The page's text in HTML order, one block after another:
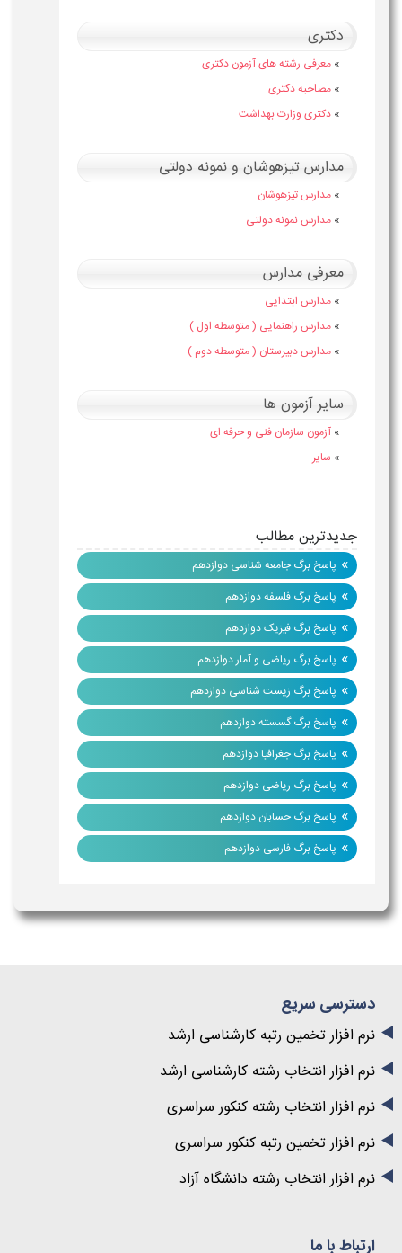
دکتری
» معرفی رشته های آزمون دکتری
» مصاحبه دکتری
» دکتری وزارت بهداشت
مدارس تیزهوشان و نمونه دولتی
» مدارس تیزهوشان
» مدارس نمونه دولتی
معرفی مدارس
» مدارس ابتدایی
» مدارس راهنمایی ( متوسطه اول )
» مدارس دبیرستان ( متوسطه دوم )
سایر آزمون ها
» آزمون سازمان فنی و حرفه ای
» سایر
جدیدترین مطالب
» پاسخ برگ جامعه شناسی دوازدهم
» پاسخ برگ فلسفه دوازدهم
» پاسخ برگ فیزیک دوازدهم
» پاسخ برگ ریاضی و آمار دوازدهم
» پاسخ برگ زیست شناسی دوازدهم
» پاسخ برگ گسسته دوازدهم
» پاسخ برگ جغرافیا دوازدهم
» پاسخ برگ ریاضی دوازدهم
» پاسخ برگ حسابان دوازدهم
» پاسخ برگ فارسی دوازدهم
دسترسی سریع
نرم افزار تخمین رتبه کارشناسی ارشد
نرم افزار انتخاب رشته کارشناسی ارشد
نرم افزار انتخاب رشته کنکور سراسری
نرم افزار تخمین رتبه کنکور سراسری
نرم افزار انتخاب رشته دانشگاه آزاد
ارتباط با ما